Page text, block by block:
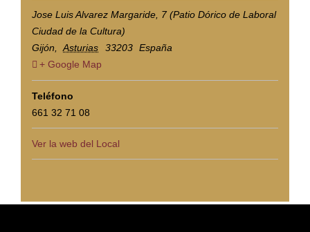
Jose Luis Alvarez Margaride, 7 (Patio Dórico de Laboral
Ciudad de la Cultura)
Gijón, Asturias 33203 España
+ Google Map
Teléfono
661 32 71 08
Ver la web del Local